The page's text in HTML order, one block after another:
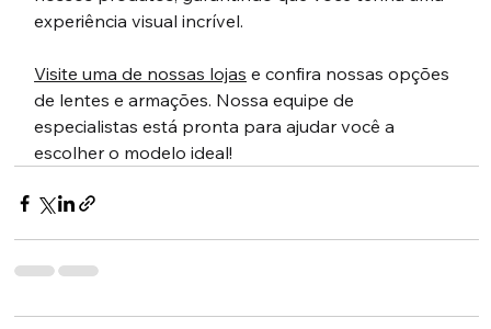
experiência visual incrível.
Visite uma de nossas lojas e confira nossas opções
de lentes e armações. Nossa equipe de
especialistas está pronta para ajudar você a
escolher o modelo ideal!